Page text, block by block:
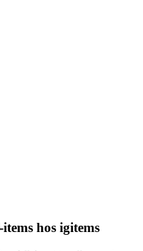
hos igitems